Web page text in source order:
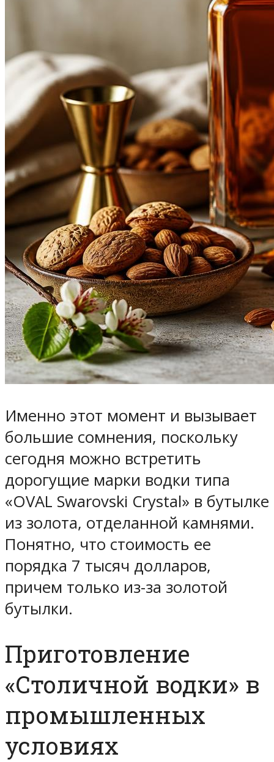
Именно этот момент и вызывает
большие сомнения, поскольку
сегодня можно встретить
дорогущие марки водки типа
«OVAL Swarovski Crystal» в бутылке
из золота, отделанной камнями.
Понятно, что стоимость ее
порядка 7 тысяч долларов,
причем только из-за золотой
бутылки.
Приготовление
«Столичной водки» в
промышленных
условиях